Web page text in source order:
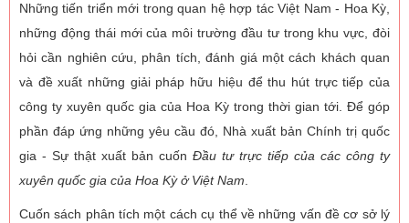
Những tiến triển mới trong quan hệ hợp tác Việt Nam - Hoa Kỳ,
những động thái mới của môi trường đầu tư trong khu vực, đòi
hỏi cần nghiên cứu, phân tích, đánh giá một cách khách quan
và đề xuất những giải pháp hữu hiệu để thu hút trực tiếp của
công ty xuyên quốc gia của Hoa Kỳ trong thời gian tới. Để góp
phần đáp ứng những yêu cầu đó, Nhà xuất bản Chính trị quốc
gia - Sự thật xuất bản cuốn Đầu tư trực tiếp của các công ty
xuyên quốc gia của Hoa Kỳ ở Việt Nam
Cuốn sách phân tích một cách cụ thể về những vấn đề cơ sở lý